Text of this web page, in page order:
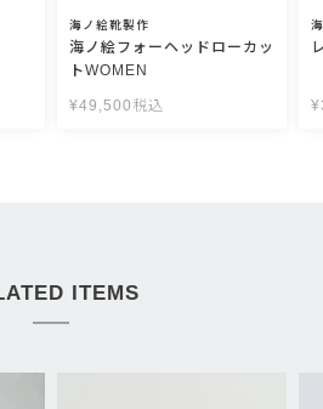
海ノ絵靴製作
海ノ絵フォーヘッドローカッ
トWOMEN
¥49,500 税込 ¥
ITEMS